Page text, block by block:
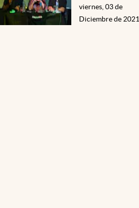
viernes, 03 de
Diciembre de 2021